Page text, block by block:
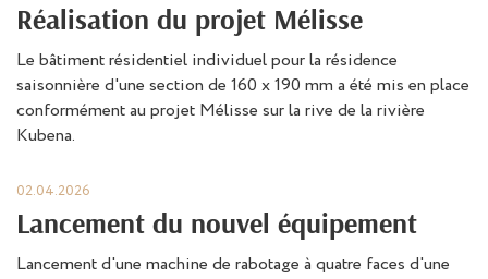
Réalisation du projet Mélisse
Le bâtiment résidentiel individuel pour la résidence
saisonnière d'une section de 160 x 190 mm a été mis en place
conformément au projet Mélisse sur la rive de la rivière
Kubena.
02.04.2026
Lancement du nouvel équipement
Lancement d'une machine de rabotage à quatre faces d'une